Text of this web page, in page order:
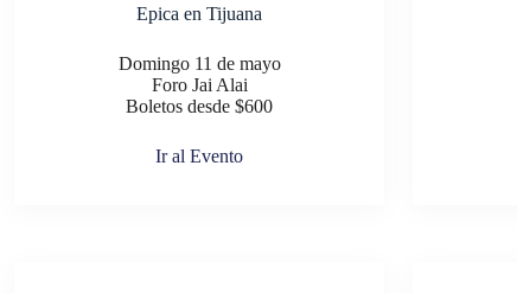
Epica en Tijuana
Domingo 11 de mayo
Foro Jai Alai
Boletos desde $600
Ir al Evento